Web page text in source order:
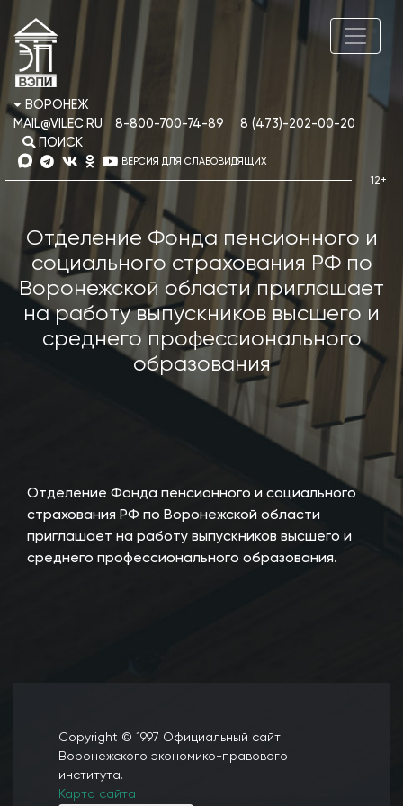
ВОРОНЕЖ
MAIL@VILEC.RU
8-800-700-74-89
8 (473)-202-00-20
ПОИСК
ВЕРСИЯ ДЛЯ СЛАБОВИДЯЩИХ
Отделение Фонда пенсионного и
социального страхования РФ по
Воронежской области приглашает
на работу выпускников высшего и
среднего профессионального
образования
Отделение Фонда пенсионного и социального
страхования РФ по Воронежской области
приглашает на работу выпускников высшего и
среднего профессионального образования.
Copyright © 1997 Официальный сайт
Воронежского экономико-правового
института.
Карта сайта